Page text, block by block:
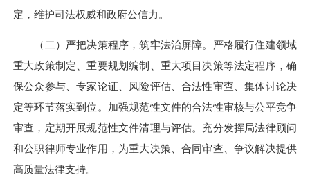
定，维护司法权威和政府公信力。
（二）严把决策程序，筑牢法治屏障。严格履行住建领域
重大政策制定、重要规划编制、重大项目决策等法定程序，确
保公众参与、专家论证、风险评估、合法性审查、集体讨论决
定等环节落实到位。加强规范性文件的合法性审核与公平竞争
审查，定期开展规范性文件清理与评估。充分发挥局法律顾问
和公职律师专业作用，为重大决策、合同审查、争议解决提供
高质量法律支持。